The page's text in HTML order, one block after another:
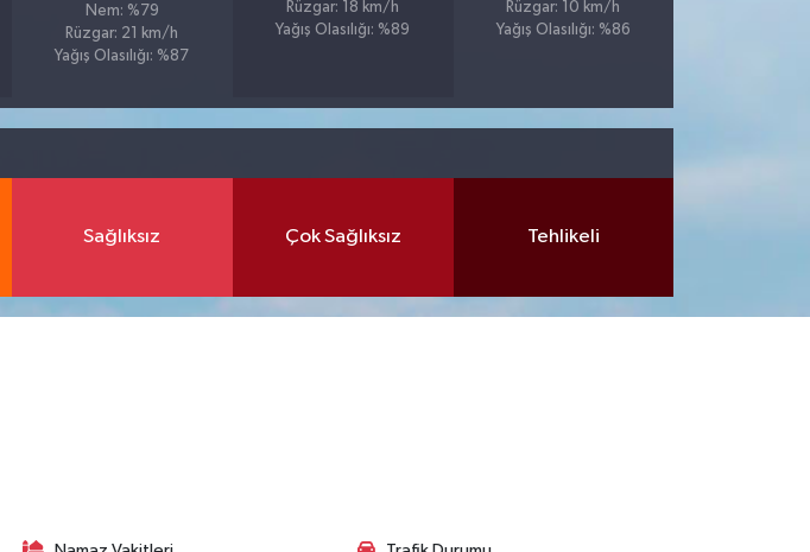
Nem: %79
Rüzgar: 21 km/h
Yağış Olasılığı: %87
Rüzgar: 18 km/h
Yağış Olasılığı: %89
Rüzgar: 10 km/h
Yağış Olasılığı: %86
Sağlıksız Çok Sağlıksız Tehlikeli